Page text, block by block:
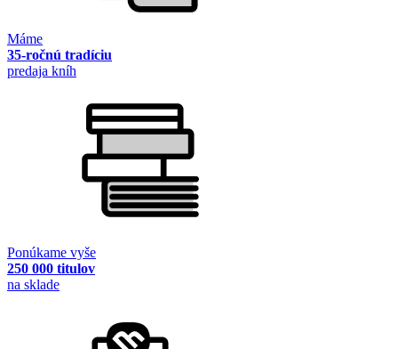
Máme
35-ročnú tradíciu
predaja kníh
Ponúkame vyše
250 000 titulov
na sklade